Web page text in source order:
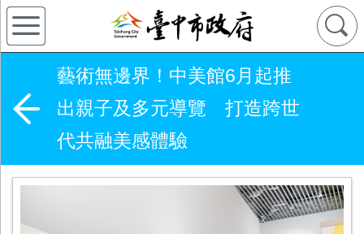
藝術無邊界！中美館6月起推
出親子及多元導覽 打造跨世
代共融美感體驗